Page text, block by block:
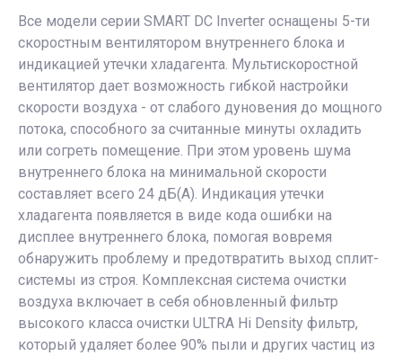
Все модели серии SMART DC Inverter оснащены 5-ти
скоростным вентилятором внутреннего блока и
индикацией утечки хладагента. Мультискоростной
вентилятор дает возможность гибкой настройки
скорости воздуха - от слабого дуновения до мощного
потока, способного за считанные минуты охладить
или согреть помещение. При этом уровень шума
внутреннего блока на минимальной скорости
составляет всего 24 дБ(А). Индикация утечки
хладагента появляется в виде кода ошибки на
дисплее внутреннего блока, помогая вовремя
обнаружить проблему и предотвратить выход сплит-
системы из строя. Комплексная система очистки
воздуха включает в себя обновленный фильтр
высокого класса очистки ULTRA Hi Density фильтр,
который удаляет более 90% пыли и других частиц из